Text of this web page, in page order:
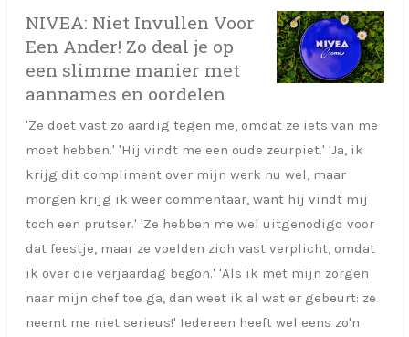
NIVEA: Niet Invullen Voor
Een Ander! Zo deal je op
een slimme manier met
aannames en oordelen
'Ze doet vast zo aardig tegen me, omdat ze iets van me
moet hebben.' 'Hij vindt me een oude zeurpiet.' 'Ja, ik
krijg dit compliment over mijn werk nu wel, maar
morgen krijg ik weer commentaar, want hij vindt mij
toch een prutser.' 'Ze hebben me wel uitgenodigd voor
dat feestje, maar ze voelden zich vast verplicht, omdat
ik over die verjaardag begon.' 'Als ik met mijn zorgen
naar mijn chef toe ga, dan weet ik al wat er gebeurt: ze
neemt me niet serieus!' Iedereen heeft wel eens zo'n